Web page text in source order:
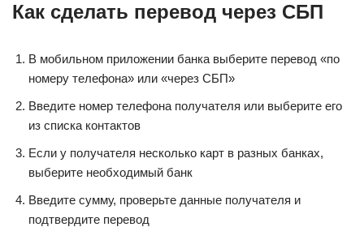
Как сделать перевод через СБП
В мобильном приложении банка выберите перевод «по
номеру телефона» или «через СБП»
Введите номер телефона получателя или выберите его
из списка контактов
Если у получателя несколько карт в разных банках,
выберите необходимый банк
Введите сумму, проверьте данные получателя и
подтвердите перевод